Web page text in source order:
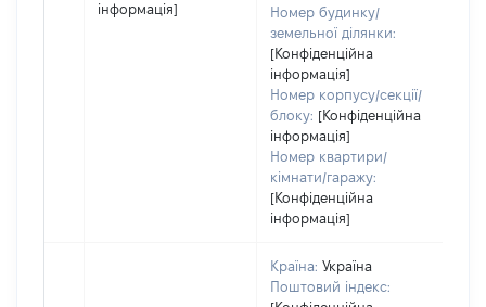
інформація]
Номер будинку/
земельної ділянки:
[Конфіденційна
інформація]
Номер корпусу/секції/
блоку: [Конфіденційна
інформація]
Номер квартири/
кімнати/гаражу:
[Конфіденційна
інформація]
Країна: Україна
Поштовий індекс: